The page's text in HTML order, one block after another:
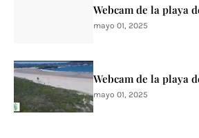
Webcam de la playa
mayo 01, 2025
Webcam de la playa
mayo 01, 2025